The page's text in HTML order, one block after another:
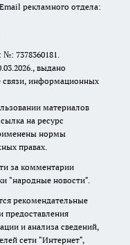
рекламного отдела:
7378360181.
выдано
связи, информационных
материалов
на ресурс
нормы
правах.
за комментарии
"народные новости".
рекомендательные
предоставления
и анализа сведений,
сети "Интернет",